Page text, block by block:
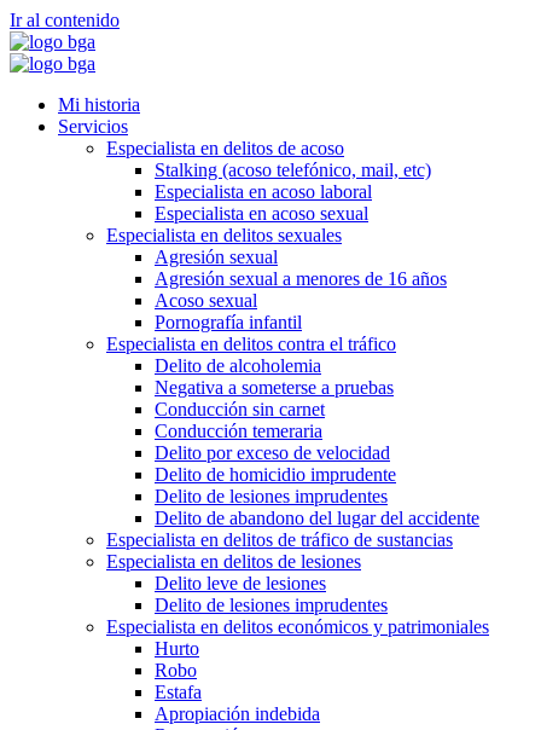
Ir al contenido
Mi historia
Servicios
Especialista en delitos de acoso
Stalking (acoso telefónico, mail, etc)
Especialista en acoso laboral
Especialista en acoso sexual
Especialista en delitos sexuales
Agresión sexual
Agresión sexual a menores de 16 años
Acoso sexual
Pornografía infantil
Especialista en delitos contra el tráfico
Delito de alcoholemia
Negativa a someterse a pruebas
Conducción sin carnet
Conducción temeraria
Delito por exceso de velocidad
Delito de homicidio imprudente
Delito de lesiones imprudentes
Delito de abandono del lugar del accidente
Especialista en delitos de tráfico de sustancias
Especialista en delitos de lesiones
Delito leve de lesiones
Delito de lesiones imprudentes
Especialista en delitos económicos y patrimoniales
Hurto
Robo
Estafa
Apropiación indebida